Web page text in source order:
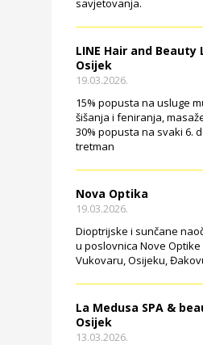
savjetovanja.
LINE Hair and Beauty
Osijek
19.03.2026.
15% popusta na usluge
šišanja i feniranja,
30% popusta na svaki 6.
tretman
Nova Optika
19.03.2026.
Dioptrijske i sunčane
u poslovnica Nove Optike
Vukovaru, Osijeku,
La Medusa SPA &
Osijek
13.03.2026.